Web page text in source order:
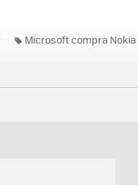
Microsoft compra Nokia